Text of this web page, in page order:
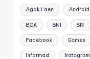
Agak Laen Android
BCA BNI BRI
Facebook Games
Informasi Instagram